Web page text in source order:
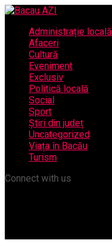
Administrație locală
Afaceri
Cultură
Eveniment
Exclusiv
Politică locală
Social
Sport
Știri din județ
Uncategorized
Viața în Bacău
Turism
Connect with us